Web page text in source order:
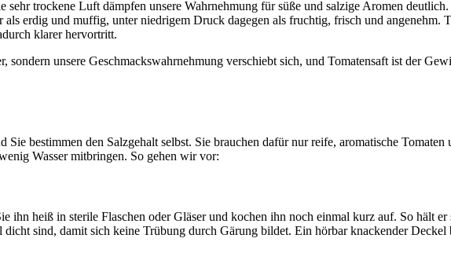
trockene Luft dämpfen unsere Wahrnehmung für süße und salzige Aromen
als erdig und muffig, unter niedrigem Druck dagegen als fruchtig, frisch und
klarer hervortritt.
unsere Geschmackswahrnehmung verschiebt sich, und Tomatensaft ist der
Sie bestimmen den Salzgehalt selbst. Sie brauchen dafür nur reife, aromatische
Wasser mitbringen. So gehen wir vor:
ihn heiß in sterile Flaschen oder Gläser und kochen ihn noch einmal kurz auf. So hält
dicht sind, damit sich keine Trübung durch Gärung bildet. Ein hörbar knackender